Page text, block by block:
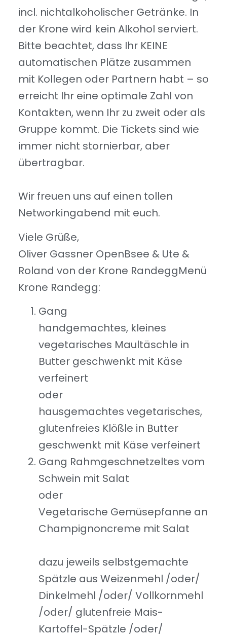
incl. nichtalkoholischer Getränke. In
der Krone wird kein Alkohol serviert.
Bitte beachtet, dass Ihr KEINE
automatischen Plätze zusammen
mit Kollegen oder Partnern habt – so
erreicht Ihr eine optimale Zahl von
Kontakten, wenn Ihr zu zweit oder als
Gruppe kommt. Die Tickets sind wie
immer nicht stornierbar, aber
übertragbar.
Wir freuen uns auf einen tollen
Networkingabend mit euch.
Viele Grüße,
Oliver Gassner OpenBsee & Ute &
Roland von der Krone RandeggMenü
Krone Randegg:
Gang
handgemachtes, kleines
vegetarisches Maultäschle in
Butter geschwenkt mit Käse
verfeinert
oder
hausgemachtes vegetarisches,
glutenfreies Klößle in Butter
geschwenkt mit Käse verfeinert
Gang Rahmgeschnetzeltes vom
Schwein mit Salat
oder
Vegetarische Gemüsepfanne an
Champignoncreme mit Salat
dazu jeweils selbstgemachte
Spätzle aus Weizenmehl /oder/
Dinkelmehl /oder/ Vollkornmehl
/oder/ glutenfreie Mais-
Kartoffel-Spätzle /oder/